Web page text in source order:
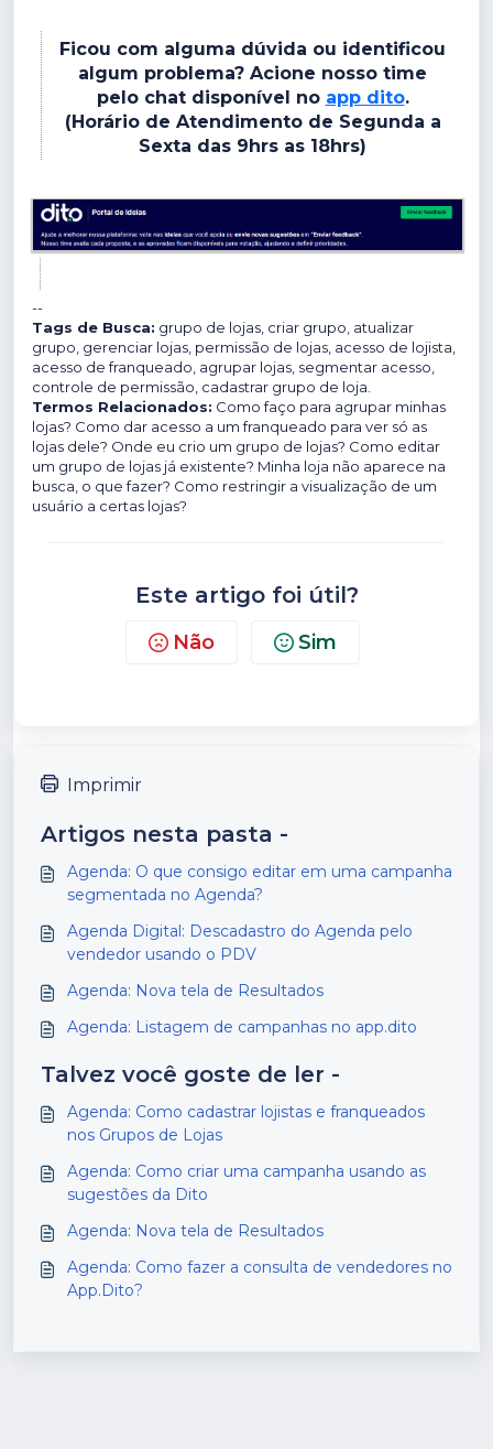
Ficou com alguma dúvida ou identificou
algum problema? Acione nosso time
pelo chat disponível no app dito.
(Horário de Atendimento de Segunda a
Sexta das 9hrs as 18hrs)
--
Tags de Busca: grupo de lojas, criar grupo, atualizar
grupo, gerenciar lojas, permissão de lojas, acesso de lojista,
acesso de franqueado, agrupar lojas, segmentar acesso,
controle de permissão, cadastrar grupo de loja.
Termos Relacionados: Como faço para agrupar minhas
lojas? Como dar acesso a um franqueado para ver só as
lojas dele? Onde eu crio um grupo de lojas? Como editar
um grupo de lojas já existente? Minha loja não aparece na
busca, o que fazer? Como restringir a visualização de um
usuário a certas lojas?
Este artigo foi útil?
Não Sim
Imprimir
Artigos nesta pasta -
Agenda: O que consigo editar em uma campanha
segmentada no Agenda?
Agenda Digital: Descadastro do Agenda pelo
vendedor usando o PDV
Agenda: Nova tela de Resultados
Agenda: Listagem de campanhas no app.dito
Talvez você goste de ler -
Agenda: Como cadastrar lojistas e franqueados
nos Grupos de Lojas
Agenda: Como criar uma campanha usando as
sugestões da Dito
Agenda: Nova tela de Resultados
Agenda: Como fazer a consulta de vendedores no
App.Dito?